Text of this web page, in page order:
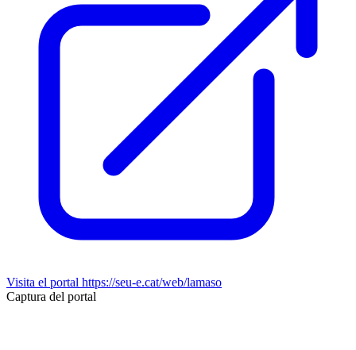
Visita el portal https://seu-e.cat/web/lamaso
Captura del portal